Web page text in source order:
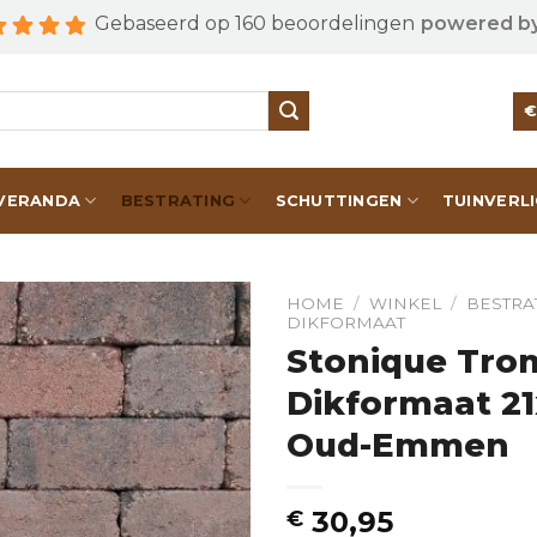
Gebaseerd op 160 beoordelingen powered
€
BESTRATING SCHUTTINGEN
HOME / WINKEL /
DIKFORMAAT
Stonique
Dikformaat
Oud-Emmen
€ 30,95